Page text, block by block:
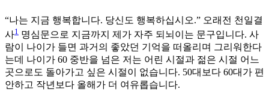
“나는 지금 행복합니다. 당신도 행복하십시오.” 오래전 천일결
사1 명심문으로 지금까지 제가 자주 되뇌이는 문구입니다. 사
람이 나이가 들면 과거의 좋았던 기억을 떠올리며 그리워한다
는데 나이가 60 중반을 넘은 저는 어린 시절과 젊은 시절 어느
곳으로도 돌아가고 싶은 시절이 없습니다. 50대보다 60대가 편
안하고 작년보다 올해가 더 여유롭습니다.